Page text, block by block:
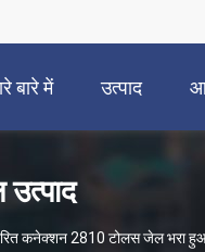
बारे में उत्पाद
कनेक्शन 2810 टोलस जेल भरा